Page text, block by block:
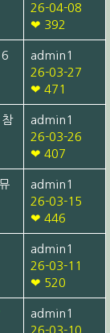
26-04-08
❤ 392
admin1
26-03-27
❤ 471
admin1
26-03-26
❤ 407
admin1
26-03-15
❤ 446
admin1
26-03-11
❤ 520
admin1
26-03-10